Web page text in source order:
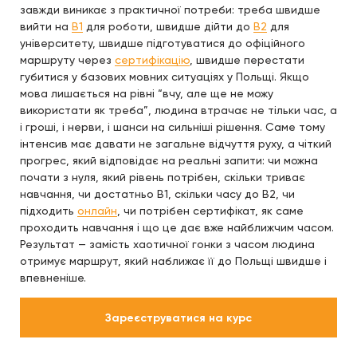
завжди виникає з практичної потреби: треба швидше
вийти на B1 для роботи, швидше дійти до B2 для
університету, швидше підготуватися до офіційного
маршруту через сертифікацію , швидше перестати
губитися у базових мовних ситуаціях у Польщі. Якщо
мова лишається на рівні “вчу, але ще не можу
використати як треба”, людина втрачає не тільки час, а
і гроші, і нерви, і шанси на сильніші рішення. Саме тому
інтенсив має давати не загальне відчуття руху, а чіткий
прогрес, який відповідає на реальні запити: чи можна
почати з нуля, який рівень потрібен, скільки триває
навчання, чи достатньо B1, скільки часу до B2, чи
підходить онлайн , чи потрібен сертифікат, як саме
проходить навчання і що це дає вже найближчим часом.
Результат — замість хаотичної гонки з часом людина
отримує маршрут, який наближає її до Польщі швидше і
впевненіше.
Зареєструватися на курс